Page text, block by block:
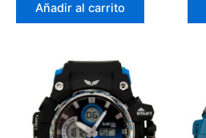
Añadir al carrito